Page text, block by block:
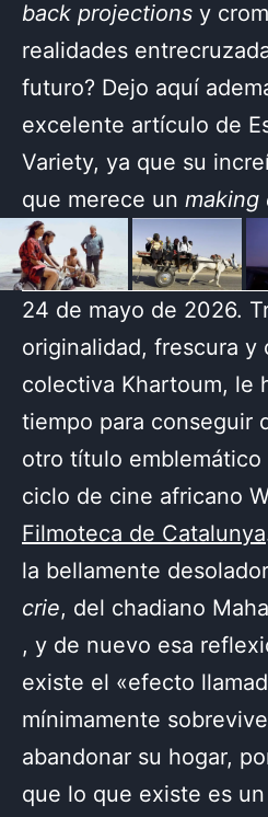
back projections y
realidades
futuro? Dejo aquí
excelente artículo de
Variety, ya que su
que merece un making
24 de mayo de 2026.
originalidad, frescura y
colectiva Khartoum, le
tiempo para conseguir
otro título
ciclo de cine africano
Filmoteca de Catalunya
la bellamente
crie, del chadiano
, y de nuevo esa
existe el «efecto
mínimamente
abandonar su hogar,
que lo que existe es